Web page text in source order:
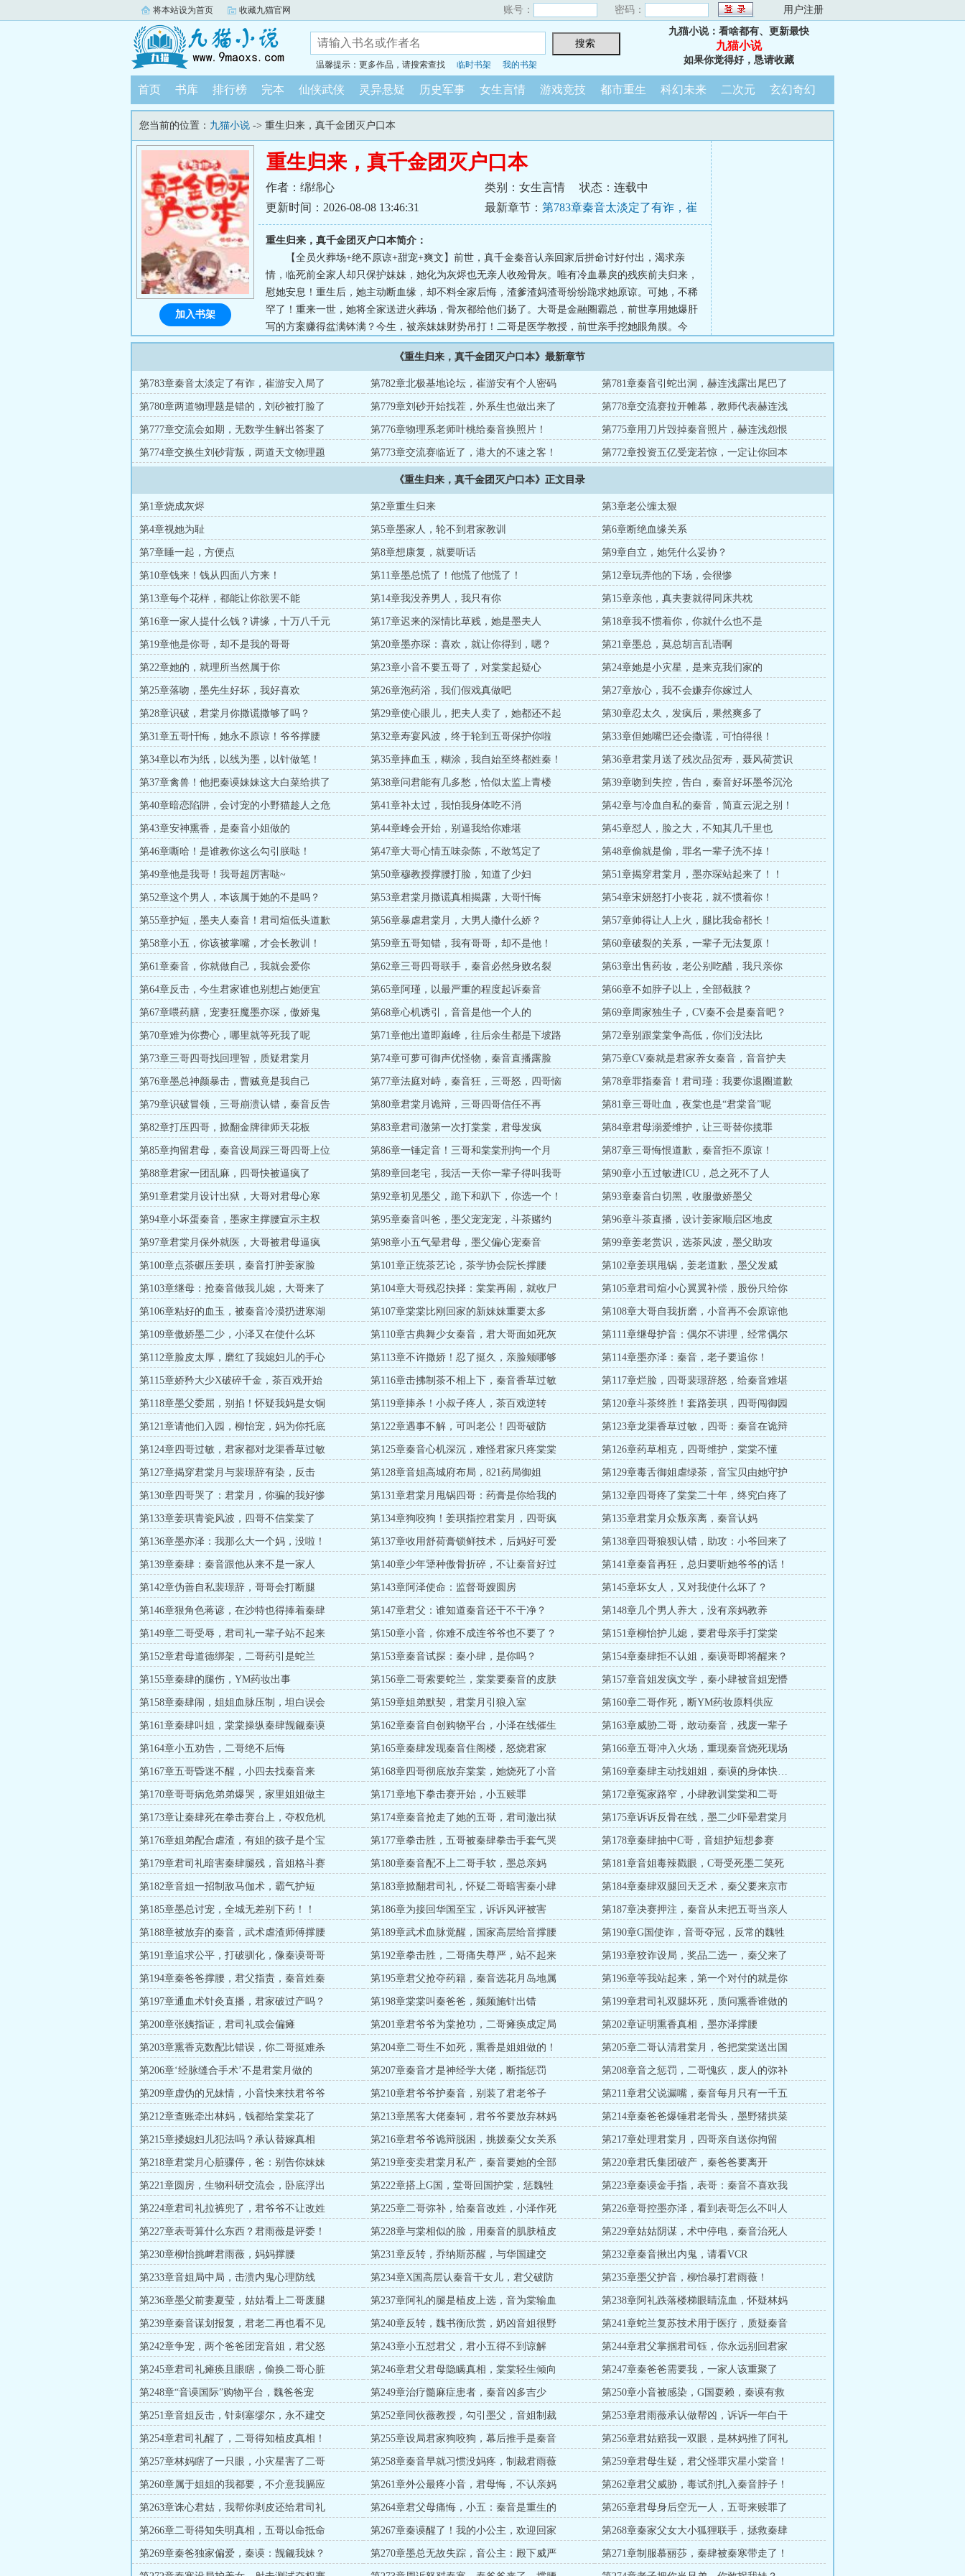
将本站设为首页 收藏九猫官网 账号： 密码： 用户注册
温馨提示：更多作品，请搜索查找 临时书架 我的书架
九猫小说：看啥都有、更新最快
九猫小说
如果你觉得好，恳请收藏
首页 书库 排行榜 完本 仙侠武侠 灵异悬疑 历史军事 女生言情 游戏竞技 都市重生 科幻未来 二次元 玄幻奇幻
您当前的位置： 九猫小说 -> 重生归来，真千金团灭户口本
重生归来，真千金团灭户口本
作者：绵绵心 类别：女生言情
状态：连载中
更新时间：2026-08-08 13:46:31
最新章节： 第783章秦音太淡定了有诈，崔
游安入局了
重生归来，真千金团灭户口本简介：
【全员火葬场+绝不原谅+甜宠+爽文】前世，真千金秦音认亲回家后拼命讨好付出，渴求亲
情，临死前全家人却只保护妹妹，她化为灰烬也无亲人收殓骨灰。唯有冷血暴戾的残疾前夫归来，
慰她安息！重生后，她主动断血缘，却不料全家后悔，渣爹渣妈渣哥纷纷跪求她原谅。可她，不稀
罕了！重来一世，她将全家送进火葬场，骨灰都给他们扬了。大哥是金融圈霸总，前世享用她爆肝
写的方案赚得盆满钵满？今生，被亲妹妹财势吊打！二哥是医学教授，前世亲手挖她眼角膜。今
生，亲妹妹冷眼看他残疾一生！三哥是顶流歌手，前世享用她匿名编曲编舞，问鼎娱乐圈。今生，
亲妹妹唱跳封神！四哥是律师界天花板。今生，天花板被亲妹妹掀翻！五哥是偶像小生。今生，被
亲妹妹打造的对家挤出十八线！老婆太耀眼？尊贵冷情、权势滔天的残疾毁容大少抛下轮椅起身，
容貌惊华。将她霸道圈入怀，缠她上瘾，偏宠入骨：“老婆，该造个宝宝玩一玩了！”...
加入书架
《重生归来，真千金团灭户口本》最新章节
第783章秦音太淡定了有诈，崔游安入局了 第782章北极基地论坛，崔游安有个人密码 第781章秦音引蛇出洞，赫连浅露出尾巴了
第780章两道物理题是错的，刘砂被打脸了 第779章刘砂开始找茬，外系生也做出来了 第778章交流赛拉开帷幕，教师代表赫连浅
第777章交流会如期，无数学生解出答案了 第776章物理系老师叶桃给秦音换照片！ 第775章用刀片毁掉秦音照片，赫连浅怨恨
第774章交换生刘砂背叛，两道天文物理题 第773章交流赛临近了，港大的不速之客！ 第772章投资五亿受宠若惊，一定让你回本
《重生归来，真千金团灭户口本》正文目录
第1章烧成灰烬 第2章重生归来 第3章老公缠太狠
第4章视她为耻 第5章墨家人，轮不到君家教训 第6章断绝血缘关系
第7章睡一起，方便点 第8章想康复，就要听话 第9章自立，她凭什么妥协？
第10章钱来！钱从四面八方来！ 第11章墨总慌了！他慌了他慌了！ 第12章玩弄他的下场，会很惨
第13章每个花样，都能让你欲罢不能 第14章我没养男人，我只有你 第15章亲他，真夫妻就得同床共枕
第16章一家人提什么钱？讲缘，十万八千元 第17章迟来的深情比草贱，她是墨夫人 第18章我不惯着你，你就什么也不是
第19章他是你哥，却不是我的哥哥 第20章墨亦琛：喜欢，就让你得到，嗯？ 第21章墨总，莫总胡言乱语啊
第22章她的，就理所当然属于你 第23章小音不要五哥了，对棠棠起疑心 第24章她是小灾星，是来克我们家的
第25章落吻，墨先生好坏，我好喜欢 第26章泡药浴，我们假戏真做吧 第27章放心，我不会嫌弃你嫁过人
第28章识破，君棠月你撒谎撒够了吗？ 第29章使心眼儿，把夫人卖了，她都还不起 第30章忍太久，发疯后，果然爽多了
第31章五哥忏悔，她永不原谅！爷爷撑腰 第32章寿宴风波，终于轮到五哥保护你啦 第33章但她嘴巴还会撒谎，可怕得很！
第34章以布为纸，以线为墨，以针做笔！ 第35章摔血玉，糊涂，我自始至终都姓秦！ 第36章君棠月送了残次品贺寿，聂风荷赏识
第37章禽兽！他把秦谟妹妹这大白菜给拱了 第38章问君能有几多愁，恰似太监上青楼 第39章吻到失控，告白，秦音好坏墨爷沉沦
第40章暗恋陷阱，会讨宠的小野猫趁人之危 第41章补太过，我怕我身体吃不消 第42章与冷血自私的秦音，简直云泥之别！
第43章安神熏香，是秦音小姐做的 第44章峰会开始，别逼我给你难堪 第45章怼人，脸之大，不知其几千里也
第46章嘶哈！是谁教你这么勾引朕哒！ 第47章大哥心情五味杂陈，不敢笃定了 第48章偷就是偷，罪名一辈子洗不掉！
第49章他是我哥！我哥超厉害哒~ 第50章穆教授撑腰打脸，知道了少妇 第51章揭穿君棠月，墨亦琛站起来了！！
第52章这个男人，本该属于她的不是吗？ 第53章君棠月撒谎真相揭露，大哥忏悔 第54章宋妍怒打小丧花，就不惯着你！
第55章护短，墨夫人秦音！君司煊低头道歉 第56章暴虐君棠月，大男人撒什么娇？ 第57章帅得让人上火，腿比我命都长！
第58章小五，你该被掌嘴，才会长教训！ 第59章五哥知错，我有哥哥，却不是他！ 第60章破裂的关系，一辈子无法复原！
第61章秦音，你就做自己，我就会爱你 第62章三哥四哥联手，秦音必然身败名裂 第63章出售药妆，老公别吃醋，我只亲你
第64章反击，今生君家谁也别想占她便宜 第65章阿瑾，以最严重的程度起诉秦音 第66章不如脖子以上，全部截肢？
第67章喂药膳，宠妻狂魔墨亦琛，傲娇鬼 第68章心机诱引，音音是他一个人的 第69章周家独生子，CV秦不会是秦音吧？
第70章难为你费心，哪里就等死我了呢 第71章他出道即巅峰，往后余生都是下坡路 第72章别跟棠棠争高低，你们没法比
第73章三哥四哥找回理智，质疑君棠月 第74章可萝可御声优怪物，秦音直播露脸 第75章CV秦就是君家养女秦音，音音护夫
第76章墨总神颜暴击，曹贼竟是我自己 第77章法庭对峙，秦音狂，三哥怒，四哥恼 第78章罪指秦音！君司瑾：我要你退圈道歉
第79章识破冒领，三哥崩溃认错，秦音反告 第80章君棠月诡辩，三哥四哥信任不再 第81章三哥吐血，夜棠也是“君棠音”呢
第82章打压四哥，掀翻金牌律师天花板 第83章君司澈第一次打棠棠，君母发疯 第84章君母溺爱维护，让三哥替你揽罪
第85章拘留君母，秦音设局踩三哥四哥上位 第86章一锤定音！三哥和棠棠刑拘一个月 第87章三哥悔恨道歉，秦音拒不原谅！
第88章君家一团乱麻，四哥快被逼疯了 第89章回老宅，我活一天你一辈子得叫我哥 第90章小五过敏进ICU，总之死不了人
第91章君棠月设计出狱，大哥对君母心寒 第92章初见墨父，跪下和趴下，你选一个！ 第93章秦音白切黑，收服傲娇墨父
第94章小坏蛋秦音，墨家主撑腰宣示主权 第95章秦音叫爸，墨父宠宠宠，斗茶赌约 第96章斗茶直播，设计姜家顺启区地皮
第97章君棠月保外就医，大哥被君母逼疯 第98章小五气晕君母，墨父偏心宠秦音 第99章姜老赏识，选茶风波，墨父助攻
第100章点茶碾压姜琪，秦音打肿姜家脸 第101章正统茶艺论，茶学协会院长撑腰 第102章姜琪甩锅，姜老道歉，墨父发威
第103章继母：抢秦音做我儿媳，大哥来了 第104章大哥残忍抉择：棠棠再闹，就收尸 第105章君司煊小心翼翼补偿，股份只给你
第106章粘好的血玉，被秦音冷漠扔进寒湖 第107章棠棠比刚回家的新妹妹重要太多 第108章大哥自我折磨，小音再不会原谅他
第109章傲娇墨二少，小泽又在使什么坏 第110章古典舞少女秦音，君大哥面如死灰 第111章继母护音：偶尔不讲理，经常偶尔
第112章脸皮太厚，磨红了我媳妇儿的手心 第113章不许撒娇！忍了挺久，亲脸颊哪够 第114章墨亦泽：秦音，老子要追你！
第115章娇矜大少X破碎千金，茶百戏开始 第116章击拂制茶不相上下，秦音香草过敏 第117章烂脸，四哥裴璟辞怒，给秦音难堪
第118章墨父委屈，别掐！怀疑我妈是女铜 第119章捧杀！小叔子疼人，茶百戏逆转 第120章斗茶终胜！套路姜琪，四哥闯御园
第121章请他们入园，柳怡宠，妈为你托底 第122章遇事不解，可叫老公！四哥破防 第123章龙渠香草过敏，四哥：秦音在诡辩
第124章四哥过敏，君家都对龙渠香草过敏 第125章秦音心机深沉，难怪君家只疼棠棠 第126章药草相克，四哥维护，棠棠不懂
第127章揭穿君棠月与裴璟辞有染，反击 第128章音姐高城府布局，821药局御姐 第129章毒舌御姐虐绿茶，音宝贝由她守护
第130章四哥哭了：君棠月，你骗的我好惨 第131章君棠月甩锅四哥：药膏是你给我的 第132章四哥疼了棠棠二十年，终究白疼了
第133章姜琪青瓷风波，四哥不信棠棠了 第134章狗咬狗！姜琪指控君棠月，四哥疯 第135章君棠月众叛亲离，秦音认妈
第136章墨亦泽：我那么大一个妈，没啦！ 第137章收用舒荷膏锁鲜技术，后妈好可爱 第138章四哥狼狈认错，助攻：小爷回来了
第139章秦肆：秦音跟他从来不是一家人 第140章少年犟种傲骨折碎，不让秦音好过 第141章秦音再狂，总归要听她爷爷的话！
第142章伪善自私裴璟辞，哥哥会打断腿 第143章阿泽使命：监督哥嫂圆房 第145章坏女人，又对我使什么坏了？
第146章狠角色蒋谚，在沙特也得捧着秦肆 第147章君父：谁知道秦音还干不干净？ 第148章几个男人养大，没有亲妈教养
第149章二哥受辱，君司礼一辈子站不起来 第150章小音，你难不成连爷爷也不要了？ 第151章柳怡护儿媳，要君母亲手打棠棠
第152章君母道德绑架，二哥药引是蛇兰 第153章秦音试探：秦小肆，是你吗？ 第154章秦肆拒不认姐，秦谟哥即将醒来？
第155章秦肆的腿伤，YM药妆出事 第156章二哥索要蛇兰，棠棠要秦音的皮肤 第157章音姐发疯文学，秦小肆被音姐宠懵
第158章秦肆闹，姐姐血脉压制，坦白误会 第159章姐弟默契，君棠月引狼入室 第160章二哥作死，断YM药妆原料供应
第161章秦肆叫姐，棠棠操纵秦肆觊觎秦谟 第162章秦音自创购物平台，小泽在线催生 第163章威胁二哥，敢动秦音，残废一辈子
第164章小五劝告，二哥绝不后悔 第165章秦肆发现秦音住阁楼，怒烧君家 第166章五哥冲入火场，重现秦音烧死现场
第167章五哥昏迷不醒，小四去找秦音来 第168章四哥彻底放弃棠棠，她烧死了小音 第169章秦肆主动找姐姐，秦谟的身体快…
第170章哥哥病危弟弟爆哭，家里姐姐做主 第171章地下拳击赛开始，小五赎罪 第172章冤家路窄，小肆教训棠棠和二哥
第173章让秦肆死在拳击赛台上，夺权危机 第174章秦音抢走了她的五哥，君司澈出狱 第175章诉诉反骨在线，墨二少吓晕君棠月
第176章姐弟配合虐渣，有姐的孩子是个宝 第177章拳击胜，五哥被秦肆拳击手套气哭 第178章秦肆抽中C哥，音姐护短想参赛
第179章君司礼暗害秦肆腿残，音姐格斗赛 第180章秦音配不上二哥手软，墨总亲妈 第181章音姐毒辣戳眼，C哥受死墨二笑死
第182章音姐一招制敌马伽术，霸气护短 第183章掀翻君司礼，怀疑二哥暗害秦小肆 第184章秦肆双腿回天乏术，秦父要来京市
第185章墨总讨宠，全城无差别下药！！ 第186章为接回华国至宝，诉诉风评被害 第187章决赛押注，秦音从未把五哥当亲人
第188章被放弃的秦音，武术虐渣师傅撑腰 第189章武术血脉觉醒，国家高层给音撑腰 第190章G国使诈，音哥夺冠，反常的魏牲
第191章追求公平，打破驯化，像秦谟哥哥 第192章拳击胜，二哥痛失尊严，站不起来 第193章狡诈设局，奖品二选一，秦父来了
第194章秦爸爸撑腰，君父指责，秦音姓秦 第195章君父抢夺药籍，秦音选花月岛地属 第196章等我站起来，第一个对付的就是你
第197章通血术针灸直播，君家破过产吗？ 第198章棠棠叫秦爸爸，频频施针出错 第199章君司礼双腿坏死，质问熏香谁做的
第200章张姨指证，君司礼或会偏瘫 第201章君爷爷为棠抢功，二哥瘫痪成定局 第202章证明熏香真相，墨亦泽撑腰
第203章熏香克数配比错误，你二哥挺难杀 第204章二哥生不如死，熏香是姐姐做的！ 第205章二哥认清君棠月，爸把棠棠送出国
第206章‘经脉缝合手术’不是君棠月做的 第207章秦音才是神经学大佬，断指惩罚 第208章音之惩罚，二哥愧疚，废人的弥补
第209章虚伪的兄妹情，小音快来扶君爷爷 第210章君爷爷护秦音，别装了君老爷子 第211章君父说漏嘴，秦音每月只有一千五
第212章查账牵出林妈，钱都给棠棠花了 第213章黑客大佬秦轲，君爷爷要放弃林妈 第214章秦爸爸爆锤君老骨头，墨野猪拱菜
第215章搂媳妇儿犯法吗？承认替嫁真相 第216章君爷爷诡辩脱困，挑拨秦父女关系 第217章处理君棠月，四哥亲自送你拘留
第218章君棠月心脏骤停，爸：别告你妹妹 第219章变卖君棠月私产，秦音要她的全部 第220章君氏集团破产，秦爸爸要离开
第221章圆房，生物科研交流会，卧底浮出 第222章搭上G国，堂哥回国护棠，惩魏牲 第223章秦谟金手指，表哥：秦音不喜欢我
第224章君司礼拉裤兜了，君爷爷不让改姓 第225章二哥弥补，给秦音改姓，小泽作死 第226章哥控墨亦泽，看到表哥怎么不叫人
第227章表哥算什么东西？君雨薇是评委！ 第228章与棠相似的脸，用秦音的肌肤植皮 第229章姑姑阴谋，术中停电，秦音治死人
第230章柳怡挑衅君雨薇，妈妈撑腰 第231章反转，乔纳斯苏醒，与华国建交 第232章秦音揪出内鬼，请看VCR
第233章音姐局中局，击溃内鬼心理防线 第234章X国高层认秦音干女儿，君父破防 第235章墨父护音，柳怡暴打君雨薇！
第236章墨父前妻夏莹，姑姑看上二哥废腿 第237章阿礼的腿是植皮上选，音为棠输血 第238章阿礼跌落楼梯眼睛流血，怀疑林妈
第239章秦音谋划报复，君老二再也看不见 第240章反转，魏书衡欣赏，奶凶音姐很野 第241章蛇兰复苏技术用于医疗，质疑秦音
第242章争宠，两个爸爸团宠音姐，君父怒 第243章小五怼君父，君小五得不到谅解 第244章君父掌掴君司钰，你永远别回君家
第245章君司礼瘫痪且眼瞎，偷换二哥心脏 第246章君父君母隐瞒真相，棠棠轻生倾向 第247章秦爸爸需要我，一家人该重聚了
第248章“音谟国际”购物平台，魏爸爸宠 第249章治疗髓麻症患者，秦音凶多吉少 第250章小音被感染，G国耍赖，秦谟有救
第251章音姐反击，针刺塞缪尔，永不建交 第252章同伙薇教授，勾引墨父，音姐制裁 第253章君雨薇承认做帮凶，诉诉一年白干
第254章君司礼醒了，二哥得知植皮真相！ 第255章设局君家狗咬狗，幕后推手是秦音 第256章君姑赔我一双眼，是林妈推了阿礼
第257章林妈瞎了一只眼，小灾星害了二哥 第258章秦音早就习惯没妈疼，制裁君雨薇 第259章君母生疑，君父怪罪灾星小棠音！
第260章属于姐姐的我都要，不介意我膈应 第261章外公最疼小音，君母悔，不认亲妈 第262章君父威胁，毒试剂扎入秦音脖子！
第263章诛心君姑，我帮你剥皮还给君司礼 第264章君父母痛悔，小五：秦音是重生的 第265章君母身后空无一人，五哥来赎罪了
第266章二哥得知失明真相，五哥以命抵命 第267章秦谟醒了！我的小公主，欢迎回家 第268章秦家父女大小狐狸联手，拯救秦肆
第269章秦爸独家偏爱，秦谟：觊觎我妹？ 第270章墨总无故失踪，音公主：殿下威严 第271章制服慕丽莎，秦肆被秦寒带走了！